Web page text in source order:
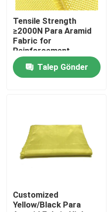
Hakkımızda
Fabrika turu
Bir teklif isteği
Para Aramid Kumaş
Tensile Strength
≥2000N Para Aramid
Fabric for
Reinforcement
Materials Conventional
PatternTalep Gönder
Customized
Yellow/Black Para